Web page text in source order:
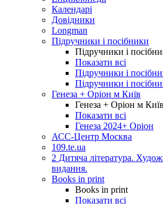
Календарі
Довідники
Longman
Підручники і посібники
Підручники і
Показати всі
Підручники і
Підручники і
Генеза + Оріон м Київ
Генеза + Оріон м Київ
Показати всі
Генеза 2024+ Оріон
АСС-Центр Москва
109.te.ua
2 Дитяча література.
видання.
Books in print
Books in print
Показати всі